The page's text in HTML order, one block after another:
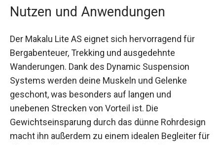
Nutzen und Anwendungen
Bergabenteuer, Trekking und ausgedehnte
Wanderungen. Dank des Dynamic Suspension
Systems werden deine Muskeln und Gelenke
geschont, was besonders auf langen und
unebenen Strecken von Vorteil ist. Die
Gewichtseinsparung durch das dünne
Rohrdesign macht ihn außerdem zu einem
idealen Begleiter für alle, die auf ihr